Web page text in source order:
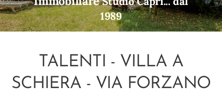
1989
TALENTI - VILLA A
SCHIERA - VIA FORZANO